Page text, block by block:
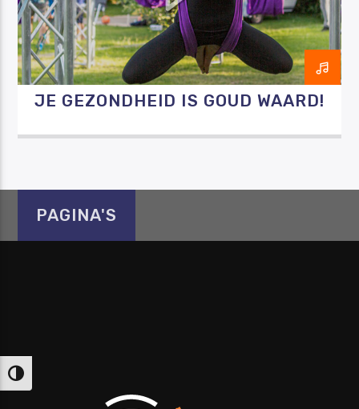
Keuze voor hoog contrast
Luister RAZO online
JE GEZONDHEID IS GOUD WAARD!
PAGINA'S